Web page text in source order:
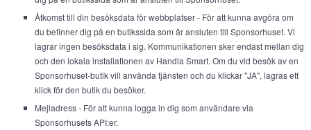
Åtkomst till din besöksdata för webbplatser - För att kunna avgöra om
du befinner dig på en butikssida som är ansluten till Sponsorhuset. Vi
lagrar ingen besöksdata i sig. Kommunikationen sker endast mellan dig
och den lokala installationen av Handla Smart. Om du vid besök av en
Sponsorhuset-butik vill använda tjänsten och du klickar "JA", lagras ett
klick för den butik du besöker.
Mejladress - För att kunna logga in dig som användare via
Sponsorhusets API:er.